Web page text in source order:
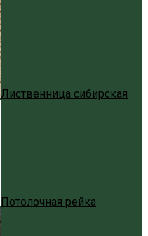
Лиственница сибирская
Потолочная рейка